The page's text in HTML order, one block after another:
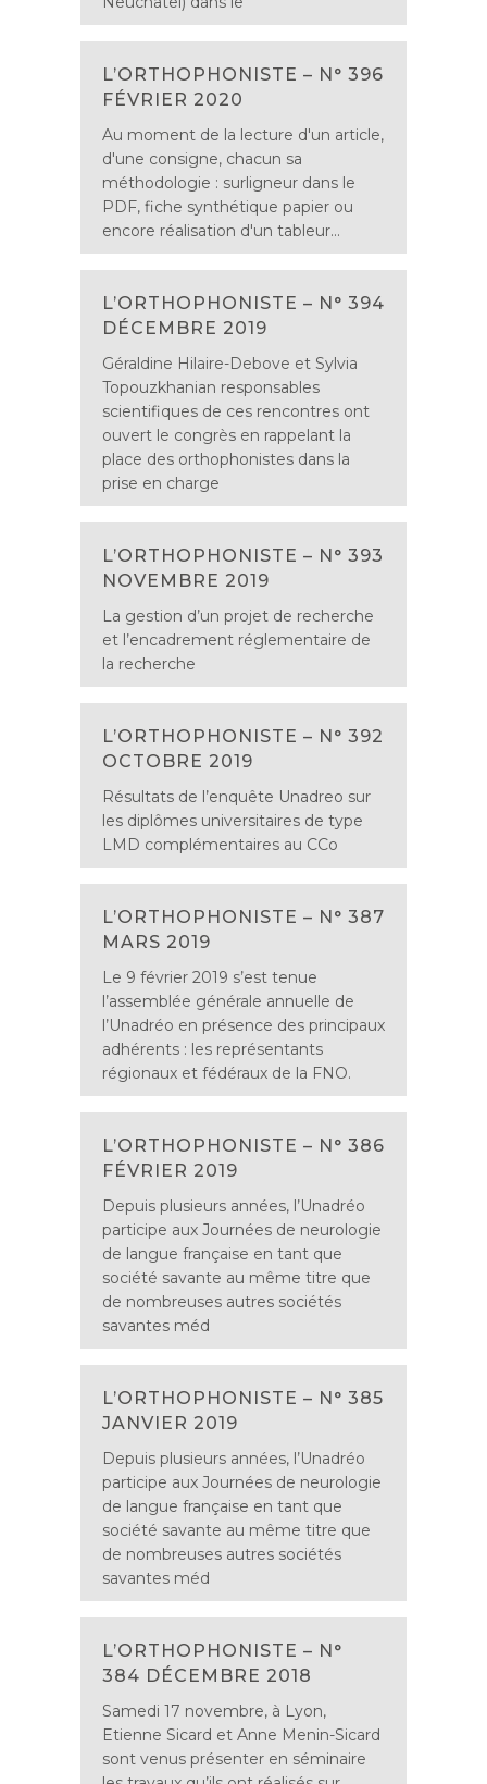
L’ORTHOPHONISTE – N° 396
FÉVRIER 2020
Au moment de la lecture d'un article,
d'une consigne, chacun sa
méthodologie : surligneur dans le
PDF, fiche synthétique papier ou
encore réalisation d'un tableur...
L’ORTHOPHONISTE – N° 394
DÉCEMBRE 2019
Géraldine Hilaire-Debove et Sylvia
Topouzkhanian responsables
scientifiques de ces rencontres ont
ouvert le congrès en rappelant la
place des orthophonistes dans la
prise en charge
L’ORTHOPHONISTE – N° 393
NOVEMBRE 2019
La gestion d’un projet de recherche
et l’encadrement réglementaire de
la recherche
L’ORTHOPHONISTE – N° 392
OCTOBRE 2019
Résultats de l’enquête Unadreo sur
les diplômes universitaires de type
LMD complémentaires au CCo
L’ORTHOPHONISTE – N° 387
MARS 2019
Le 9 février 2019 s’est tenue
l’assemblée générale annuelle de
l’Unadréo en présence des principaux
adhérents : les représentants
régionaux et fédéraux de la FNO.
L’ORTHOPHONISTE – N° 386
FÉVRIER 2019
Depuis plusieurs années, l’Unadréo
participe aux Journées de neurologie
de langue française en tant que
société savante au même titre que
de nombreuses autres sociétés
savantes méd
L’ORTHOPHONISTE – N° 385
JANVIER 2019
Depuis plusieurs années, l’Unadréo
participe aux Journées de neurologie
de langue française en tant que
société savante au même titre que
de nombreuses autres sociétés
savantes méd
L’ORTHOPHONISTE – N°
384 DÉCEMBRE 2018
Samedi 17 novembre, à Lyon,
Etienne Sicard et Anne Menin-Sicard
sont venus présenter en séminaire